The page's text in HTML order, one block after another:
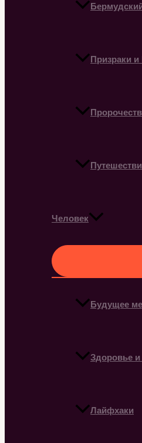
Призраки и
Человек
Будущее
Здоровье
Лайфхаки